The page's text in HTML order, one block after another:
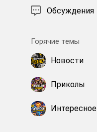
Обсуждения
Горячие темы
Новости
Приколы
Интересное